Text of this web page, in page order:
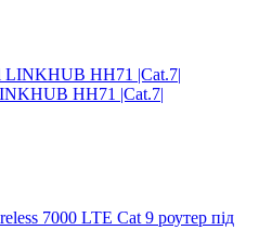
HH71 |Cat.7|